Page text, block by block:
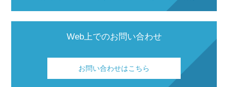
Web上でのお問い合わせ
お問い合わせはこちら